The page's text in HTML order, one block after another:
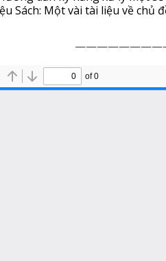
Sách: Một vài tài liệu về chủ